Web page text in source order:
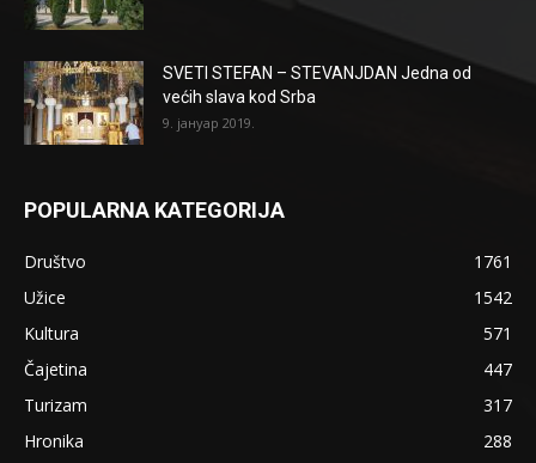
SVETI STEFAN – STEVANJDAN Jedna od
većih slava kod Srba
9. јануар 2019.
POPULARNA KATEGORIJA
Društvo
1761
Užice
1542
Kultura
571
Čajetina
447
Turizam
317
Hronika
288